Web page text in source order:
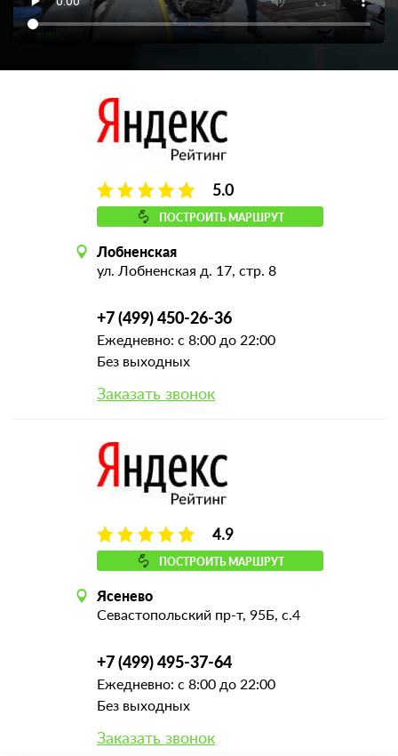
5.0
ПОСТРОИТЬ МАРШРУТ
Лобненская
ул. Лобненская д. 17, стр. 8
+7 (499) 450-26-36
Ежедневно: с 8:00 до 22:00
Без выходных
Заказать звонок
4.9
ПОСТРОИТЬ МАРШРУТ
Ясенево
Севастопольский пр-т, 95Б, с.4
+7 (499) 495-37-64
Ежедневно: с 8:00 до 22:00
Без выходных
Заказать звонок